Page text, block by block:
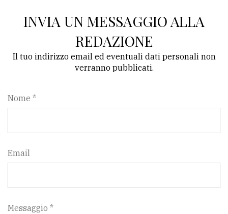
INVIA UN MESSAGGIO ALLA
REDAZIONE
Il tuo indirizzo email ed eventuali dati personali non
verranno pubblicati.
Nome *
Email
Messaggio *